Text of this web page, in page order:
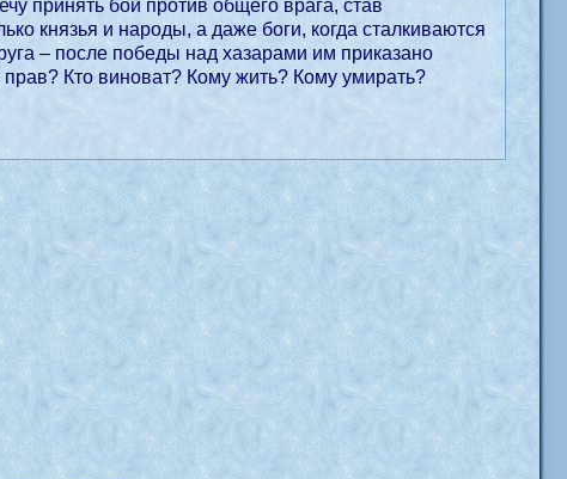
принять бой против общего врага, став
князья и народы, а даже боги, когда сталкиваются
– после победы над хазарами им приказано
Кто виноват? Кому жить? Кому умирать?